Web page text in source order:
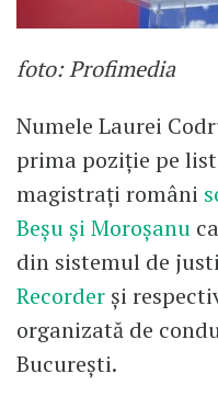
foto: Profimedia
Numele Laurei
prima poziție pe
magistrați români
Beșu și Moroșanu
din sistemul de
Recorder și
organizată de
București.